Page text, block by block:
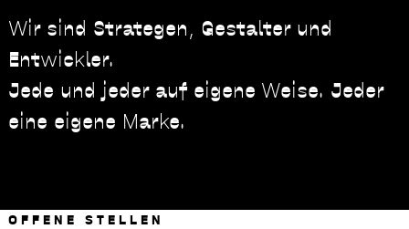
Wir sind Strategen, Gestalter und
Entwickler.
Jede und jeder auf eigene Weise. Jeder
eine eigene Marke.
OFFENE STELLEN